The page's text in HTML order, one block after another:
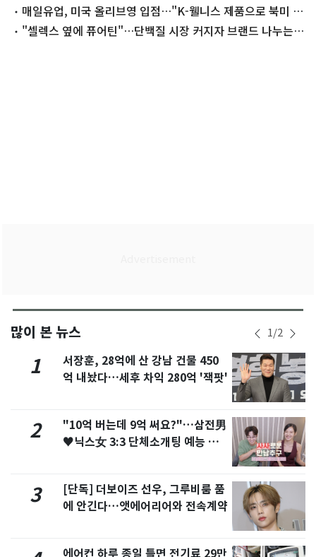
화에 원료 다변화
매일유업, 미국 올리브영 입점…"K-웰니스 제품으로 북미 공
략""셀렉스 옆에 퓨어틴"…단백질 시장 커지자 브랜드 나누는
많이 본 뉴스 1/2
1
서장훈, 28억에 산 강남 건물 450
억 내놨다…세후 차익 280억 '잭팟'
2
"10억 버는데 9억 써요?"…삼전男
♥닉스女 3:3 단체소개팅 예능 화
3
[단독] 더보이즈 선우, 그루비룸 품
에 안긴다…앳에어리어와 전속계약
에어컨 하루 종일 틀면 전기료 29만